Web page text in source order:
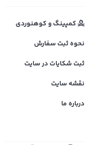
کمپینگ و کوهنوردی
نحوه ثبت سفارش
ثبت شکایات در سایت
نقشه سایت
درباره ما